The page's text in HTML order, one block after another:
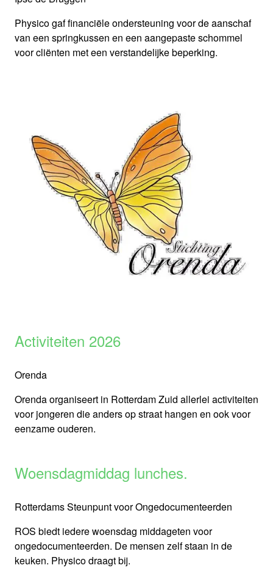
Physico gaf financiële ondersteuning voor de aanschaf
van een springkussen en een aangepaste schommel
voor cliënten met een verstandelijke beperking.
Activiteiten 2026
Orenda
Orenda organiseert in Rotterdam Zuid allerlei activiteiten
voor jongeren die anders op straat hangen en ook voor
eenzame ouderen.
Woensdagmiddag lunches.
Rotterdams Steunpunt voor Ongedocumenteerden
ROS biedt iedere woensdag middageten voor
ongedocumenteerden. De mensen zelf staan in de
keuken. Physico draagt bij.